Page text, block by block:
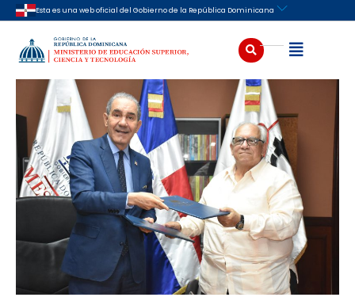
al
contenido
Esta es una web oficial del Gobierno de la República Dominicana
Buscar Abrir
Navegación
de
entradas